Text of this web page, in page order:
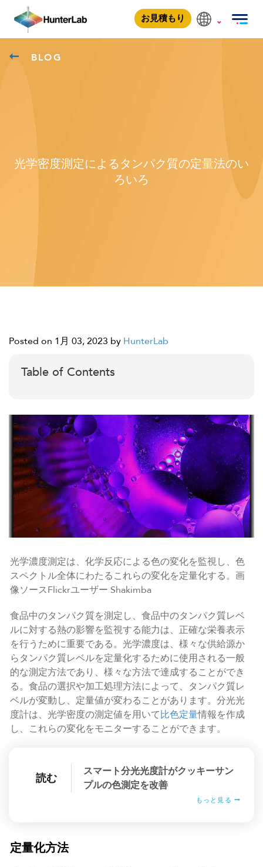
お見積もり
BLOG
光学密度測定によるタンパク質の定量法のい
ろいろ
Posted on 1月 03, 2023 by HunterLab
Table of Contents
光学濃度測定は、化学反応による色の変化を監視し、色
スペクトル全体にわたるこれらの変化を定量化する。画
像ソースFlickrユーザー Shakimba
食品中のタンパク質を測定し、食品中のタンパク質レベ
ルに対する熱の影響を監視する能力は、正確な栄養表示
を行うために重要である。光学濃度は、様々な供給源か
らタンパク質レベルを定量化するために使用される一般
的な測定方法であり、様々な方法で達成することができ
る。食品の選択や加工処理方法によって、タンパク質レ
ベルが変動し、定量値が変わることがあります。分光光
度計は、光学密度の測定値を用いて比色定量情報を作成
し、これらの変化をモニターすることができます。
読む
スマート分光光度計がクッキーサン
プルの色測定を改善
もっと見る
定量化方法